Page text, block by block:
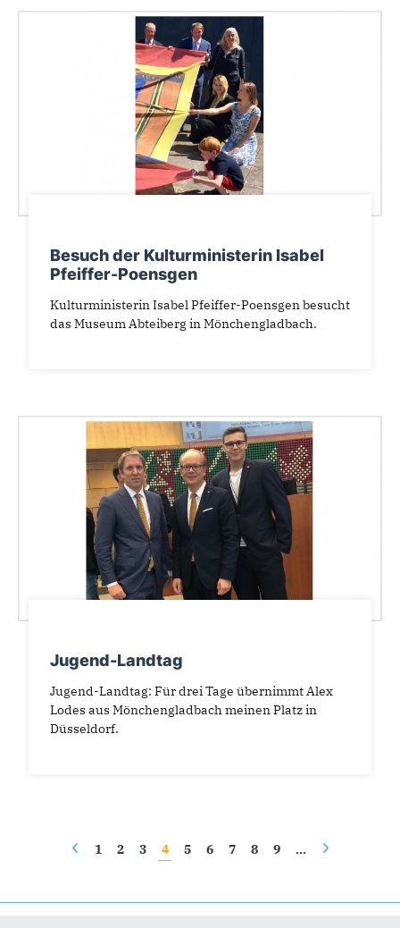
Besuch der Kulturministerin Isabel
Pfeiffer-Poensgen
Kulturministerin Isabel Pfeiffer-Poensgen besucht
das Museum Abteiberg in Mönchengladbach.
Jugend-Landtag
Jugend-Landtag: Für drei Tage übernimmt Alex
Lodes aus Mönchengladbach meinen Platz in
Düsseldorf.
Seiten1 2 3 4 5 6 7 8 9 …